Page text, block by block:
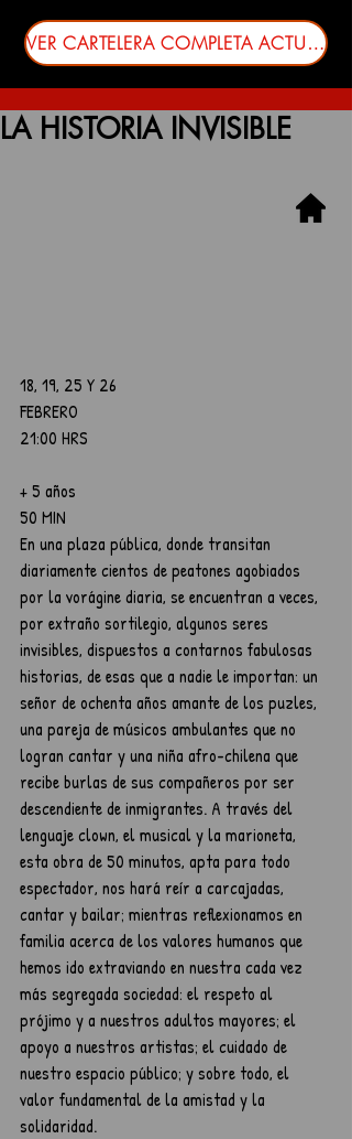
VER CARTELERA COMPLETA ACTUALIZADA
LA HISTORIA INVISIBLE
18, 19, 25 Y 26
FEBRERO
21:00 HRS
+ 5 años
50 MIN
En una plaza pública, donde transitan
diariamente cientos de peatones agobiados
por la vorágine diaria, se encuentran a veces,
por extraño sortilegio, algunos seres
invisibles, dispuestos a contarnos fabulosas
historias, de esas que a nadie le importan: un
señor de ochenta años amante de los puzles,
una pareja de músicos ambulantes que no
logran cantar y una niña afro-chilena que
recibe burlas de sus compañeros por ser
descendiente de inmigrantes. A través del
lenguaje clown, el musical y la marioneta,
esta obra de 50 minutos, apta para todo
espectador, nos hará reír a carcajadas,
cantar y bailar; mientras reflexionamos en
familia acerca de los valores humanos que
hemos ido extraviando en nuestra cada vez
más segregada sociedad: el respeto al
prójimo y a nuestros adultos mayores; el
apoyo a nuestros artistas; el cuidado de
nuestro espacio público; y sobre todo, el
valor fundamental de la amistad y la
solidaridad.